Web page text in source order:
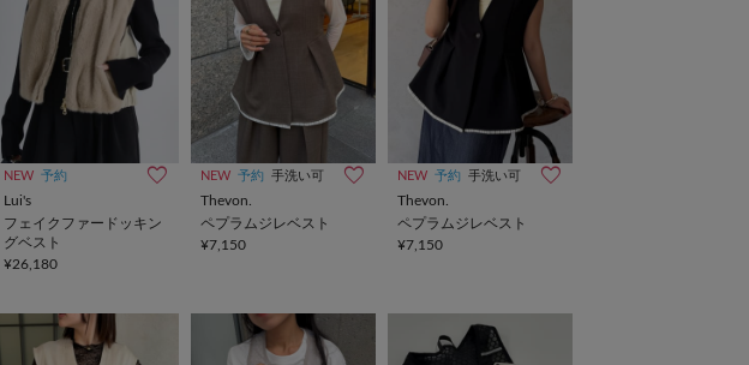
NEW 予約
Lui's
フェイクファードッキン
グベスト
¥26,180
NEW 予約 手洗い可
Thevon.
ペプラムジレベスト
¥7,150
NEW 予約 手洗い可
Thevon.
ペプラムジレベスト
¥7,150